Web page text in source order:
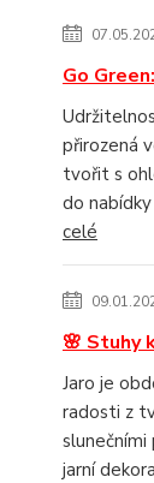
Go
přirozená
tvořit s
do
celé
🌸 Stuhy
Jaro je
radosti z
slunečními
jarní